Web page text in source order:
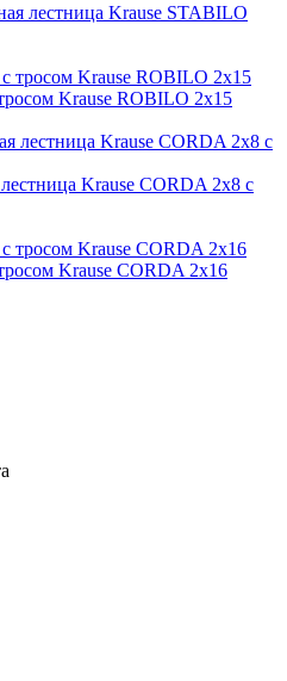
лестница Krause STABILO
Krause ROBILO 2х15
Krause CORDA 2х8 с
Krause CORDA 2х16